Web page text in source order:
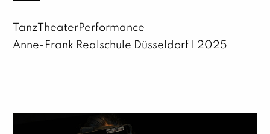
TanzTheaterPerformance
Anne-Frank Realschule Düsseldorf | 2025